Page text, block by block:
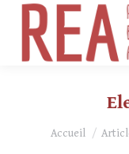
Vous êtes ici :
Accueil